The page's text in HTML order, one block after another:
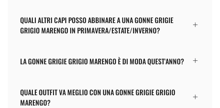
QUALI ALTRI CAPI POSSO ABBINARE A UNA GONNE GRIGIE
GRIGIO MARENGO IN PRIMAVERA/ESTATE/INVERNO?
LA GONNE GRIGIE GRIGIO MARENGO È DI MODA QUEST'ANNO?
QUALE OUTFIT VA MEGLIO CON UNA GONNE GRIGIE GRIGIO
MARENGO?